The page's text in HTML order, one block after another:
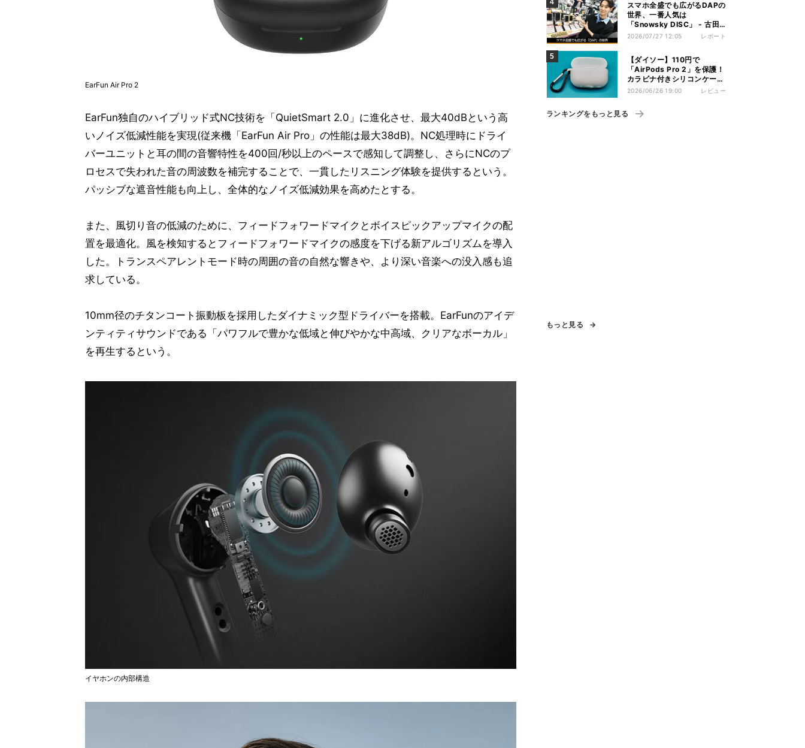
EarFun Air Pro 2
EarFun独自のハイブリッド式NC技術を「QuietSmart 2.0」に進化させ、最大40dBという高
いノイズ低減性能を実現(従来機「EarFun Air Pro」の性能は最大38dB)。NC処理時にドライ
バーユニットと耳の間の音響特性を400回/秒以上のペースで感知して調整し、さらにNCのプ
ロセスで失われた音の周波数を補完することで、一貫したリスニング体験を提供するという。
パッシブな遮音性能も向上し、全体的なノイズ低減効果を高めたとする。
また、風切り音の低減のために、フィードフォワードマイクとボイスピックアップマイクの配
置を最適化。風を検知するとフィードフォワードマイクの感度を下げる新アルゴリズムを導入
した。トランスペアレントモード時の周囲の音の自然な響きや、より深い音楽への没入感も追
求している。
10mm径のチタンコート振動板を採用したダイナミック型ドライバーを搭載。EarFunのアイデ
ンティティサウンドである「パワフルで豊かな低域と伸びやかな中高域、クリアなボーカル」
を再生するという。
イヤホンの内部構造
スマホ全盛でも広がるDAPの
世界、一番人気は
「Snowsky DISC」 - 古田
雄介の家電トレンド通信
2026/07/27 12:05 レポート
【ダイソー】110円で
「AirPods Pro 2」を保護！
カラビナ付きシリコンケース
を試してみた
2026/06/26 19:00 レビュー
ランキングをもっと見る
もっと見る